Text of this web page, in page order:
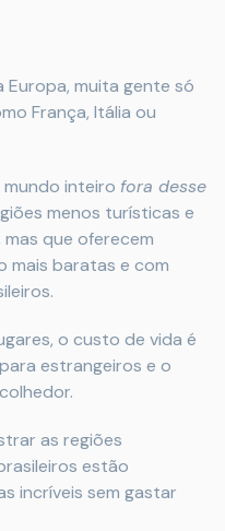
muita gente só
França, Itália ou
mundo inteiro fora desse
menos turísticas e
que oferecem
mais baratas e com
o custo de vida é
estrangeiros e o
as regiões
estão
incríveis sem gastar